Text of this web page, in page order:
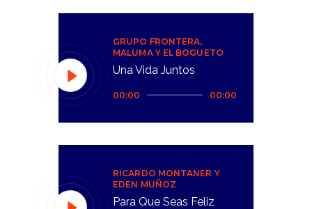
GRUPO FRONTERA,
MALUMA Y EL BOGUETO
Una Vida Juntos
Reproductor
audio
00:00 00:00
RICARDO MONTANER Y
EDEN MUÑOZ
Para Que Seas Feliz